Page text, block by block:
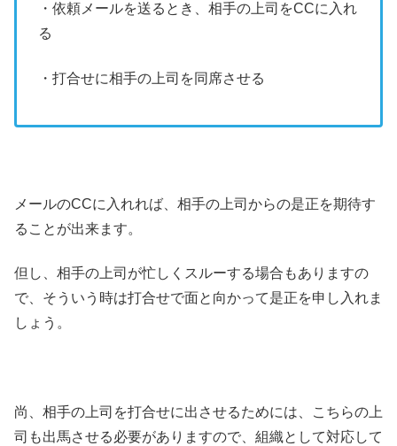
・依頼メールを送るとき、相手の上司をCCに入れ
る
・打合せに相手の上司を同席させる
メールのCCに入れれば、相手の上司からの是正を期待す
ることが出来ます。
但し、相手の上司が忙しくスルーする場合もありますの
で、そういう時は打合せで面と向かって是正を申し入れま
しょう。
尚、相手の上司を打合せに出させるためには、こちらの上
司も出馬させる必要がありますので、組織として対応して